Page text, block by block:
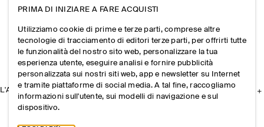
L'AZIENDA
PRIMA DI INIZIARE A FARE ACQUISTI
Utilizziamo cookie di prime e terze parti, comprese altre
tecnologie di tracciamento di editori terze parti, per offrirti tutte
le funzionalità del nostro sito web, personalizzare la tua
esperienza utente, eseguire analisi e fornire pubblicità
personalizzata sui nostri siti web, app e newsletter su Internet
e tramite piattaforme di social media. A tal fine, raccogliamo
informazioni sull'utente, sui modelli di navigazione e sul
dispositivo.